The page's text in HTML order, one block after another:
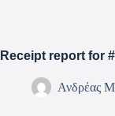
Receipt report for
Ανδρέας